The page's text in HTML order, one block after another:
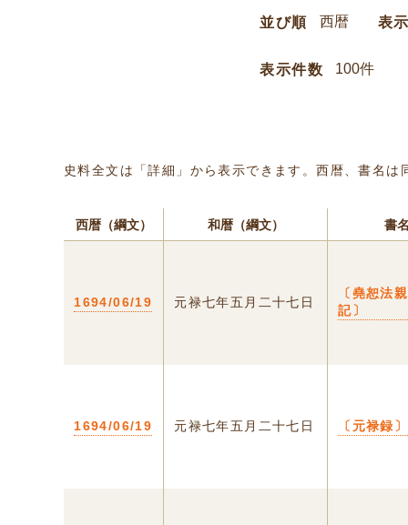
並び順 表
表示件数
史料全文は「詳細」から表示できます。西暦、書名
西暦（綱文） 和暦（綱文） 書
1694/06/19 元禄七年五月二十七日
〔堯恕法
記〕
1694/06/19 元禄七年五月二十七日 〔元禄録〕